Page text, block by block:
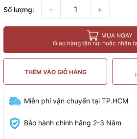
Số lượng: − +
MUA NGAY
Giao hàng tận nơi hoặc nhận
THÊM VÀO GIỎ HÀNG
Miễn phí vận chuyển tại TP.HCM
Bảo hành chính hãng 2-3 Năm